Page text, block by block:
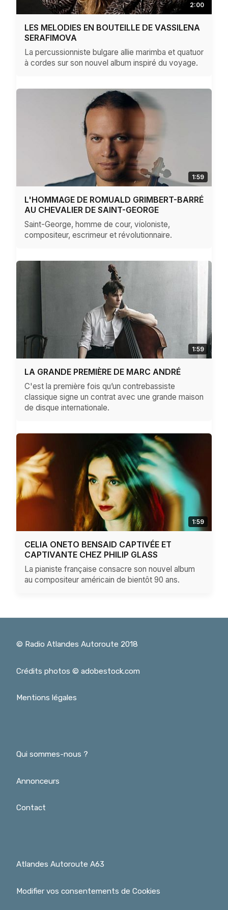
2:00
LES MELODIES EN BOUTEILLE DE VASSILENA
SERAFIMOVA
La percussionniste bulgare allie marimba et quatuor
à cordes sur son nouvel album inspiré du voyage.
1:59
L'HOMMAGE DE ROMUALD GRIMBERT-BARRÉ
AU CHEVALIER DE SAINT-GEORGE
Saint-George, homme de cour, violoniste,
compositeur, escrimeur et révolutionnaire.
1:59
LA GRANDE PREMIÈRE DE MARC ANDRÉ
C'est la première fois qu’un contrebassiste
classique signe un contrat avec une grande maison
de disque internationale.
1:59
CELIA ONETO BENSAID CAPTIVÉE ET
CAPTIVANTE CHEZ PHILIP GLASS
La pianiste française consacre son nouvel album
au compositeur américain de bientôt 90 ans.
© Radio Atlandes Autoroute 2018
Crédits photos © adobestock.com
Mentions légales
Qui sommes-nous ?
Annonceurs
Contact
Atlandes Autoroute A63
Modifier vos consentements de Cookies